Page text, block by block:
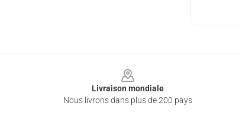
Livraison mondiale
Nous livrons dans plus de 200 pays